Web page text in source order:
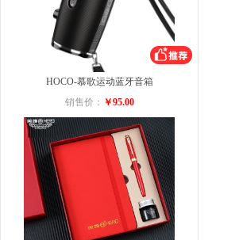
HOCO-慕歌运动蓝牙音箱
销售价： ￥95.00